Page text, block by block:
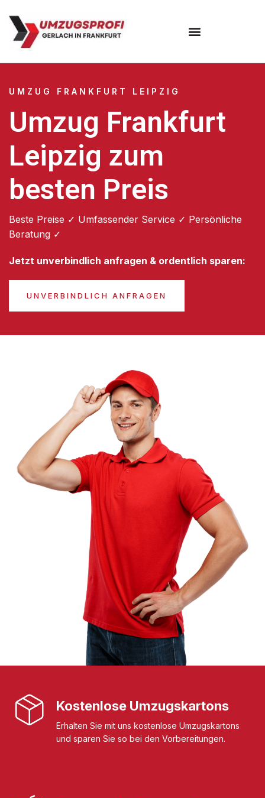
UMZUG FRANKFURT LEIPZIG
Umzug Frankfurt
Leipzig zum
besten Preis
Beste Preise ✓ Umfassender Service ✓ Persönliche
Beratung ✓
Jetzt unverbindlich anfragen & ordentlich sparen:
UNVERBINDLICH ANFRAGEN
Kostenlose Umzugskartons
Erhalten Sie mit uns kostenlose Umzugskartons
und sparen Sie so bei den Vorbereitungen.